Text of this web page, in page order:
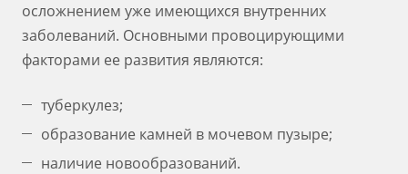
осложнением уже имеющихся внутренних
заболеваний. Основными провоцирующими
факторами ее развития являются:
туберкулез;
образование камней в мочевом пузыре;
наличие новообразований.